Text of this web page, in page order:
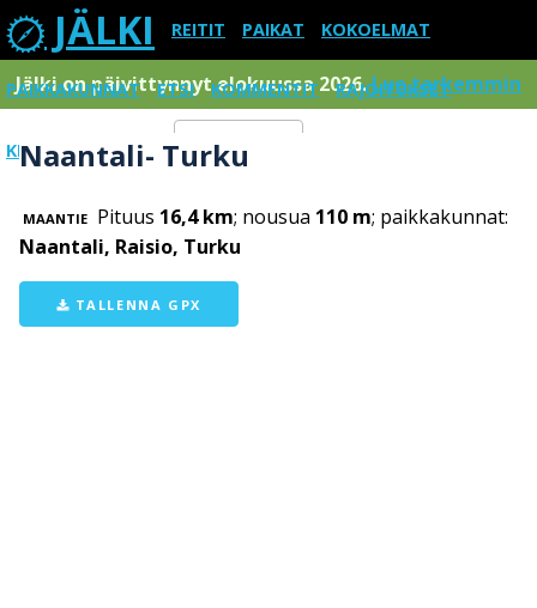
JÄLKI REITIT PAIKAT KOKOELMAT
PAIKKAKUNNAT ETSI KOMMENTIT RAJOITUKSET
KIRJAUDU SISÄÄN Menu
Jälki on päivittynnyt elokuussa 2026.Lue tarkemmin
Naantali- Turku
MAANTIE Pituus 16,4 km; nousua 110 m; paikkakunnat:
Naantali, Raisio, Turku
TALLENNA GPX